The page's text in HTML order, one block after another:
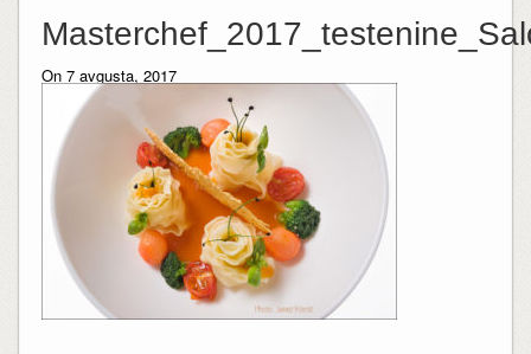
On 7 avgusta, 2017